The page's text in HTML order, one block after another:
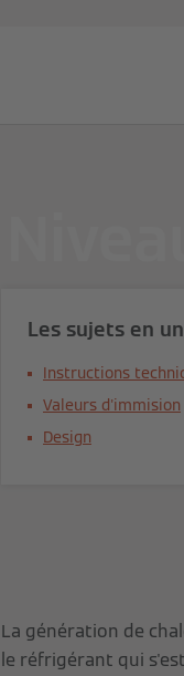
Les sujets en
Instructions
Valeurs d'immision
Design
La génération de
le réfrigérant qui